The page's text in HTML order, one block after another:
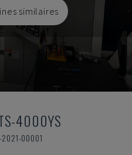
similaires
4000YS
2021-00001